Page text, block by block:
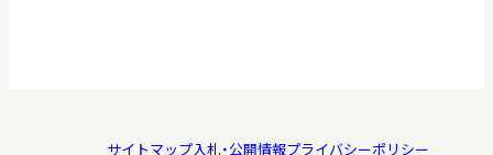
サイトマップ入札・公開情報プライバシーポリシー